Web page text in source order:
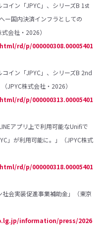
イン「JPYC」、シリーズB 1st
ー国内決済インフラとしての
会社・2026）
rd/p/000000308.00005401
イン「JPYC」、シリーズB 2nd
JPYC株式会社・2026）
rd/p/000000313.00005401
アプリ上で利用可能なUnifiで
」が利用可能に。」（JPYC株式
rd/p/000000318.00005401
会実装促進事業補助金」（東京
information/press/2026